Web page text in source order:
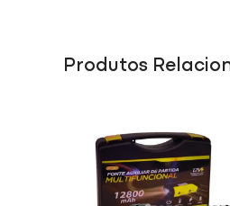
Produtos